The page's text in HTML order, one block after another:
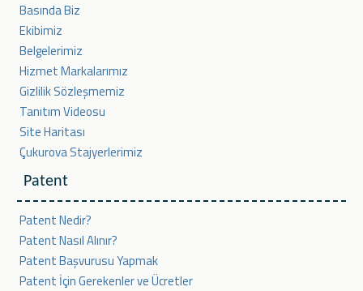
Basında Biz
Ekibimiz
Belgelerimiz
Hizmet Markalarımız
Gizlilik Sözleşmemiz
Tanıtım Videosu
Site Haritası
Çukurova Stajyerlerimiz
Patent
Patent Nedir?
Patent Nasıl Alınır?
Patent Başvurusu Yapmak
Patent İçin Gerekenler ve Ücretler